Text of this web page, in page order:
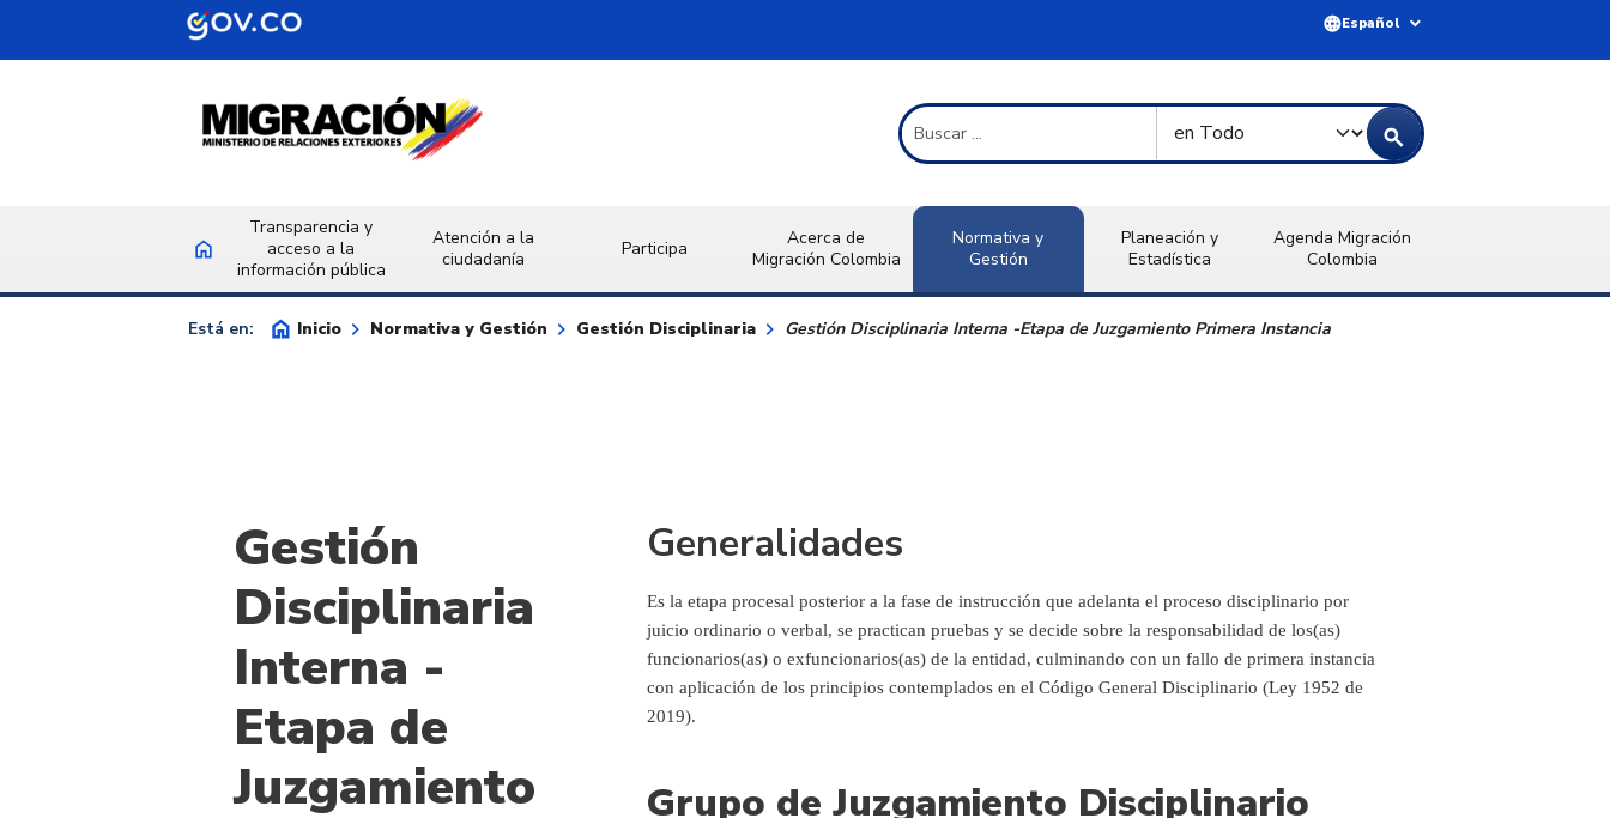
Saltar al contenido principal
languageEspañol expand_more
Término de Búsqueda Tipo de Búsqueda
search
homeInicio
Transparencia y
acceso a la
información pública
Atención a la
ciudadanía
Participa
Acerca de
Migración Colombia
Normativa y
Gestión
Planeación y
Estadística
Agenda Migración
Colombia
Está en: home Inicio keyboard_arrow_right Normativa y Gestión keyboard_arrow_right Gestión Disciplinaria keyboard_arrow_right Gestión Disciplinaria Interna -Etapa de Juzgamiento Primera Instancia
Gestión
Disciplinaria
Interna -
Etapa de
Juzgamiento
Generalidades
Es la etapa procesal posterior a la fase de instrucción que adelanta el proceso disciplinario por
juicio ordinario o verbal, se practican pruebas y se decide sobre la responsabilidad de los(as)
funcionarios(as) o exfuncionarios(as) de la entidad, culminando con un fallo de primera instancia
con aplicación de los principios contemplados en el Código General Disciplinario (Ley 1952 de
2019).
Grupo de Juzgamiento Disciplinario